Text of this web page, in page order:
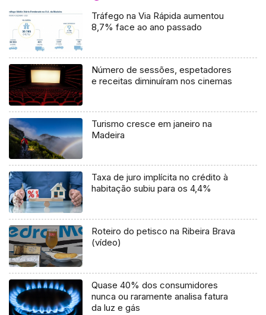
Tráfego na Via Rápida aumentou
8,7% face ao ano passado
Número de sessões, espetadores
e receitas diminuíram nos cinemas
Turismo cresce em janeiro na
Madeira
Taxa de juro implícita no crédito à
habitação subiu para os 4,4%
Roteiro do petisco na Ribeira Brava
(vídeo)
Quase 40% dos consumidores
nunca ou raramente analisa fatura
da luz e gás